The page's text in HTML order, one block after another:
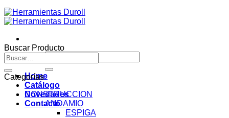
Buscar
por:
Home
Catálogo
Novedades
Contacto
Buscar Producto
Buscar
por:
Categorías
CONSTRUCCION
ANDAMIO
ESPIGA